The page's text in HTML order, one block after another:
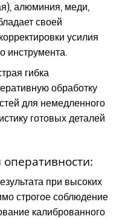
алюминия, меди,
своей
усилия
инструмента.
гибка
обработку
для немедленного
готовых деталей
при высоких
строгое соблюдение
калиброванного